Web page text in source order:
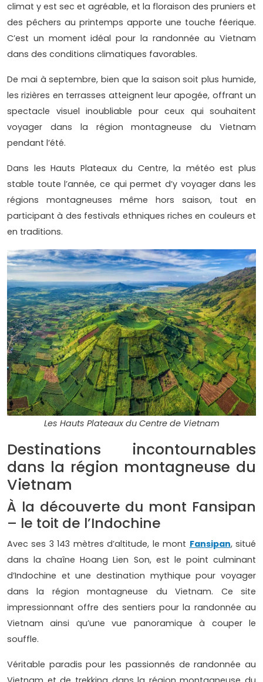
climat y est sec et agréable, et la floraison des pruniers et
des pêchers au printemps apporte une touche féerique.
C’est un moment idéal pour la randonnée au Vietnam
dans des conditions climatiques favorables.
De mai à septembre, bien que la saison soit plus humide,
les rizières en terrasses atteignent leur apogée, offrant un
spectacle visuel inoubliable pour ceux qui souhaitent
voyager dans la région montagneuse du Vietnam
pendant l’été.
Dans les Hauts Plateaux du Centre, la météo est plus
stable toute l’année, ce qui permet d’y voyager dans les
régions montagneuses même hors saison, tout en
participant à des festivals ethniques riches en couleurs et
en traditions.
Les Hauts Plateaux du Centre de Vietnam
Destinations incontournables
dans la région montagneuse du
Vietnam
À la découverte du mont Fansipan
– le toit de l’Indochine
Avec ses 3 143 mètres d’altitude, le mont Fansipan, situé
dans la chaîne Hoang Lien Son, est le point culminant
d’Indochine et une destination mythique pour voyager
dans la région montagneuse du Vietnam. Ce site
impressionnant offre des sentiers pour la randonnée au
Vietnam ainsi qu’une vue panoramique à couper le
souffle.
Véritable paradis pour les passionnés de randonnée au